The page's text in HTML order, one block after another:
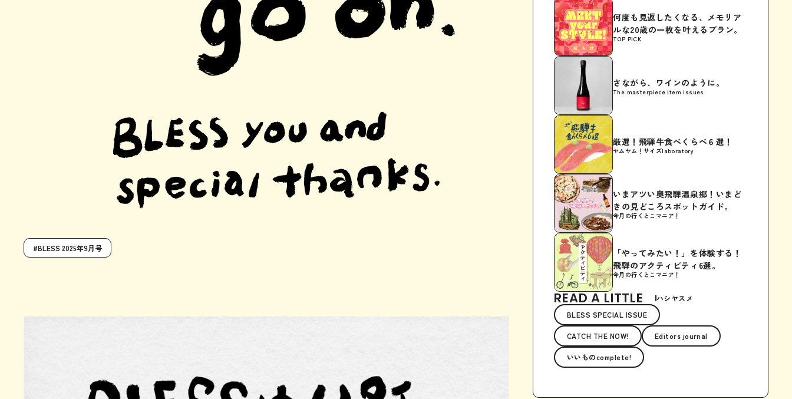
BLESS 2025年9月号
TOP PICK
何度も見返したくなる、メモリア
ルな20歳の一枚を叶えるプラン。
The masterpiece item issues
さながら、ワインのように。
ヤムヤム！サイズlaboratory
厳選！飛騨牛食べくらべ６選！
今月の行くとこマニア！
いまアツい奥飛騨温泉郷！いまど
きの見どころスポットガイド。
今月の行くとこマニア！
「やってみたい！」を体験する！
飛騨のアクティビティ6選。
READ A LITTLE
ハシヤスメ
BLESS SPECIAL ISSUE
CATCH THE NOW! Editors journal
いいものcomplete!